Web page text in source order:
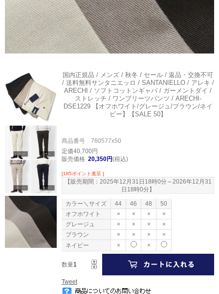
国内正規品 / メンズ / 秋冬 / セール / 返品・交換不可
/ 送料無料サンタニエッロ / SANTANIELLO / アレキ /
ARECHI / ソフトコットンギャバ / ガーメントダイ /
ストレッチ / ワンプリーツパンツ / ARECHI-
DSE1229 【オフホワイト/グレージュ/ブラウン/ネイ
ビー】【SALE 50】
商品番号 760577x50
定価40,700円
販売価格 20,350円(税込)
[185ポイント進呈 ]
【販売期間： 2025年12月31日18時0分～ 2026年12月31
日18時0分】
カラー＼サイズ 44 46 48
50
オフホワイト
× × ×
×
グレージュ
× × ×
×
ブラウン
× × ×
×
ネイビー
× ×
数量
Tweet